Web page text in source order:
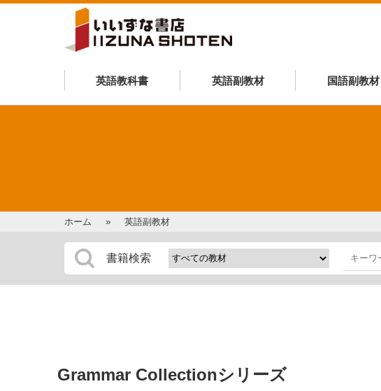
英語教科書 英語副教材 国語副教材
ホーム 英語副教材
書籍検索
Grammar Collectionシリーズ